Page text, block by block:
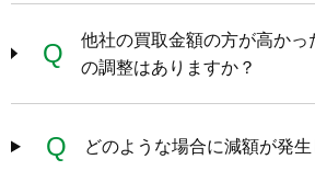
Q
他社の買取金額の方が高かっ
の調整はありますか？
Q どのような場合に減額が発生